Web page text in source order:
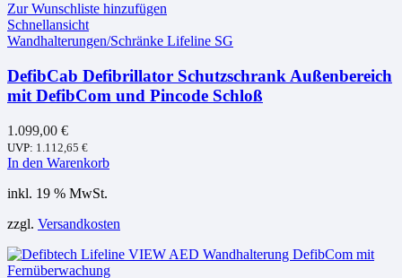
Zur Wunschliste hinzufügen
Schnellansicht
Wandhalterungen/Schränke Lifeline SG
DefibCab Defibrillator Schutzschrank Außenbereich
mit DefibCom und Pincode Schloß
1.099,00 €
UVP: 1.112,65 €
In den Warenkorb
inkl. 19 % MwSt.
zzgl. Versandkosten